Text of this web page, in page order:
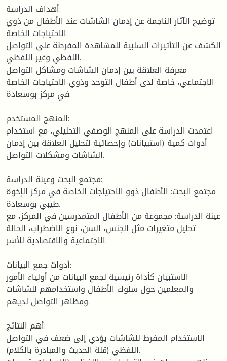
أهداف الدراسة:
توضيح الآثار الناجمة عن إدمان الشاشات عند الأطفال من ذوي
الاحتياجات الخاصة.
الكشف عن التأثيرات السلبية للمشاهدة المفرطة على التواصل
اللفظي وغير اللفظي.
معرفة العلاقة بين إدمان الشاشات ومشاكل التواصل
الاجتماعي، خاصة لدى أطفال التوحد وذوي الاحتياجات الخاصة
في مركز بوسعادة.
المنهج المستخدم:
اعتمدت الدراسة على المنهج الوصفي التحليلي، مع استخدام
أدوات كمية (استبيانات) وإحصائية لتحليل العلاقة بين إدمان
الشاشات ومشكلات التواصل.
مجتمع البحث وعينة الدراسة:
مجتمع البحث: الأطفال ذوو الاحتياجات الخاصة في مركز الإخوة
طيبي بوسعادة.
عينة الدراسة: مجموعة من الأطفال المتمدرسين في المركز، مع
تحليل متغيرات مثل الجنس، السن، نوع الاضطراب، الحالة
الاجتماعية والاقتصادية للأسر.
أدوات جمع البيانات:
الاستبيان كأداة رئيسية لجمع البيانات من أولياء الأمور
والمعلمين حول سلوك الأطفال واستخدامهم للشاشات
ومظاهر التواصل لديهم.
أهم النتائج:
الاستخدام المفرط للشاشات يؤدي إلى ضعف في التواصل
اللفظي (قلة الحديث والمبادرة بالكلام).